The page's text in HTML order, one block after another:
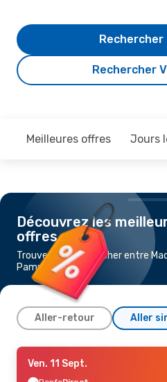
Rechercher
Rechercher
Meilleures offres Jours
Découvrez les
offres
Trouvez un vol pas cher entre
Pampelune
Aller-retour Aller
Jeu. 10 Sept.
Ven. 11 Sept.